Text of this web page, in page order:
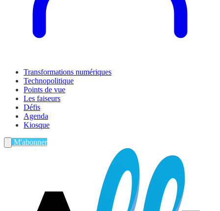
Transformations numériques
Technopolitique
Points de vue
Les faiseurs
Défis
Agenda
Kiosque
M'abonner